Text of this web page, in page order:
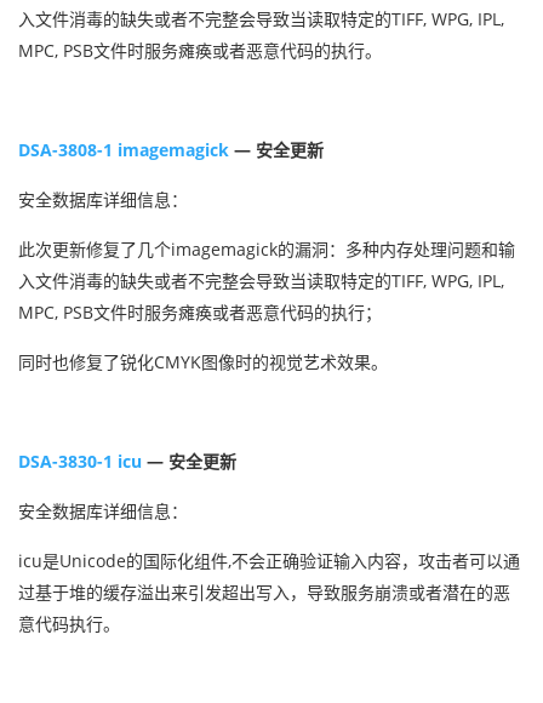
入文件消毒的缺失或者不完整会导致当读取特定的TIFF, WPG, IPL,
MPC, PSB文件时服务瘫痪或者恶意代码的执行。
DSA-3808-1 imagemagick — 安全更新
安全数据库详细信息：
此次更新修复了几个imagemagick的漏洞：多种内存处理问题和输
入文件消毒的缺失或者不完整会导致当读取特定的TIFF, WPG, IPL,
MPC, PSB文件时服务瘫痪或者恶意代码的执行；
同时也修复了锐化CMYK图像时的视觉艺术效果。
DSA-3830-1 icu — 安全更新
安全数据库详细信息：
icu是Unicode的国际化组件,不会正确验证输入内容，攻击者可以通
过基于堆的缓存溢出来引发超出写入，导致服务崩溃或者潜在的恶
意代码执行。